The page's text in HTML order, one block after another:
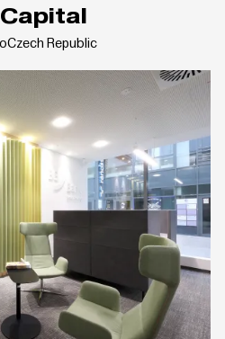
Czech Republic